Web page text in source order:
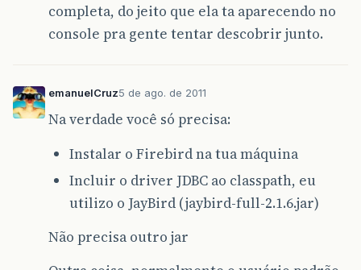
completa, do jeito que ela ta aparecendo no
console pra gente tentar descobrir junto.
emanuelCruz5 de ago. de 2011
Na verdade você só precisa:
Instalar o Firebird na tua máquina
Incluir o driver JDBC ao classpath, eu
utilizo o JayBird (jaybird-full-2.1.6.jar)
Não precisa outro jar